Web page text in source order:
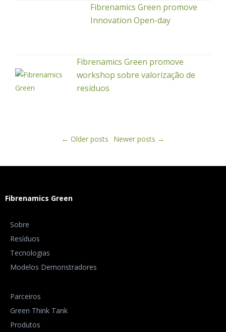
Fibrenamics Green promove
Innovation Open-day
Fibrenamics Green promove
workshop sobre valorização de
resíduos
← Older posts Newer posts →
Fibrenamics Green
Sobre
Resíduos
Tecnologias
Modelos Demonstradores
Parceiros
Green Think Tank
Produtos